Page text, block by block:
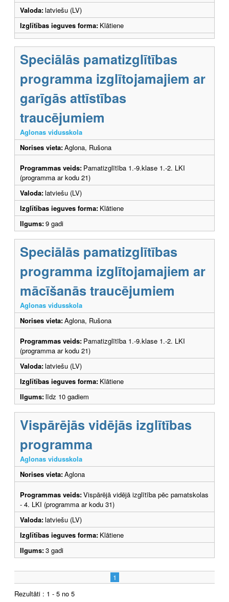
Valoda:latviešu (LV)
Izglītības ieguves forma: Klātiene
Speciālās pamatizglītības
programma izglītojamajiem ar
garīgās attīstības
traucējumiem
Aglonas vidusskola
Norises vieta:Aglona, Rušona
Programmas veids: Pamatizglītība 1.-9.klase 1.-2. LKI
(programma ar kodu 21)
Valoda:latviešu (LV)
Izglītības ieguves forma: Klātiene
Ilgums:9 gadi
Speciālās pamatizglītības
programma izglītojamajiem ar
mācīšanās traucējumiem
Aglonas vidusskola
Norises vieta:Aglona, Rušona
Programmas veids: Pamatizglītība 1.-9.klase 1.-2. LKI
(programma ar kodu 21)
Valoda:latviešu (LV)
Izglītības ieguves forma: Klātiene
Ilgums:līdz 10 gadiem
Vispārējās vidējās izglītības
programma
Aglonas vidusskola
Norises vieta:Aglona
Programmas veids:Vispārējā vidējā izglītība pēc pamatskolas
- 4. LKI (programma ar kodu 31)
Valoda:latviešu (LV)
Izglītības ieguves forma: Klātiene
Ilgums:3 gadi
1
Rezultāti : 1 - 5 no 5